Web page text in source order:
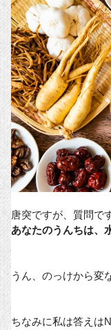
唐突ですが、質問で
あなたのうんちは、
うん、のっけから変
ちなみに私は答えは